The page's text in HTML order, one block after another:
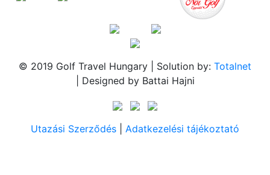
© 2019 Golf Travel Hungary | Solution by: Totalnet
| Designed by Battai Hajni
Utazási Szerződés Adatkezelési tájékoztató